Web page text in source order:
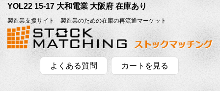
YOL22 15-17 大和電業 大阪府 在庫あり
製造業支援サイト 製造業のための在庫の再流通マーケット
よくある質問 カートを見る